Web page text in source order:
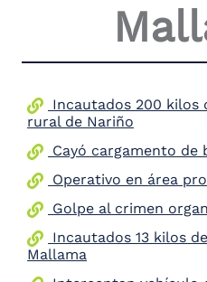
Incautados 200 kilos
rural de Nariño
Cayó cargamento de
Operativo en área
Golpe al crimen
Incautados 13 kilos
Mallama